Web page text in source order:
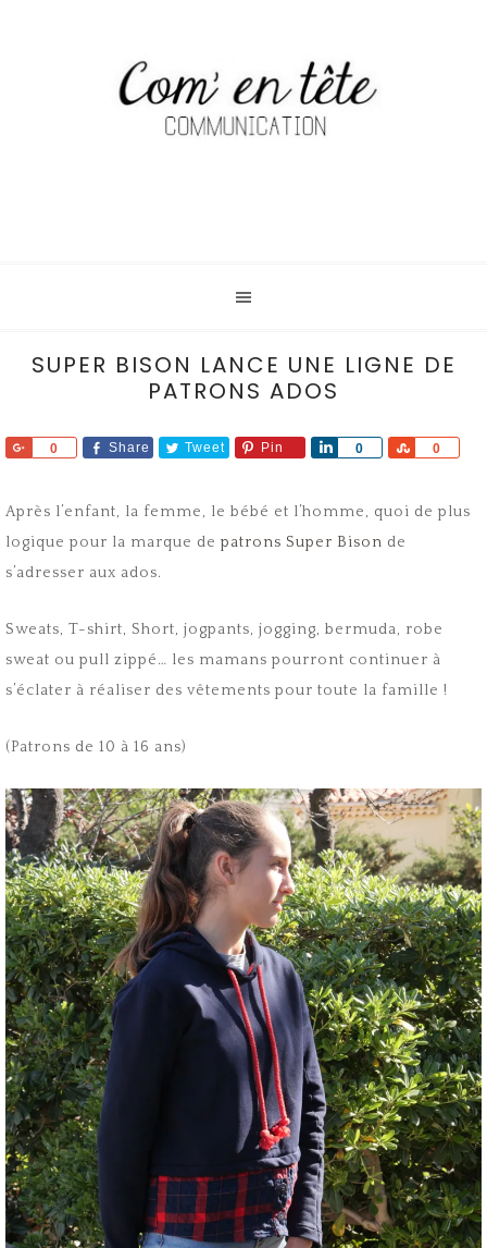
SUPER BISON LANCE UNE LIGNE DE
PATRONS ADOS
0
Share Share Tweet Pin 0
Share 0
Share
Après l’enfant, la femme, le bébé et l’homme, quoi de plus
logique pour la marque de patrons Super Bison de
s’adresser aux ados.
Sweats, T-shirt, Short, jogpants, jogging, bermuda, robe
sweat ou pull zippé… les mamans pourront continuer à
s’éclater à réaliser des vêtements pour toute la famille !
(Patrons de 10 à 16 ans)